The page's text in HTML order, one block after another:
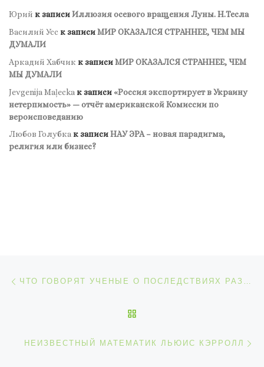
Юрий к записиИллюзия осевого вращения Луны. Н.Тесла
Василий Усс к записиМИР ОКАЗАЛСЯ СТРАННЕЕ, ЧЕМ МЫ
ДУМАЛИ
Аркадий Хабчик к записиМИР ОКАЗАЛСЯ СТРАННЕЕ, ЧЕМ
МЫ ДУМАЛИ
Jevgenija Maļecka к записи«Россия экспортирует в Украину
нетерпимость» — отчёт американской Комиссии по
вероисповеданию
Любов Голубкак записиНАУ ЭРА – новая парадигма,
религия или бизнес?
ЧТО ГОВОРЯТ УЧЕНЫЕ О ПОСЛЕДСТВИЯХ РАЗРУШЕНИЯ ДАМБЫ КАХОВСКОЙ ГЭС
НЕИЗВЕСТНЫЙ МАТЕМАТИК ЛЬЮИС КЭРРОЛЛ